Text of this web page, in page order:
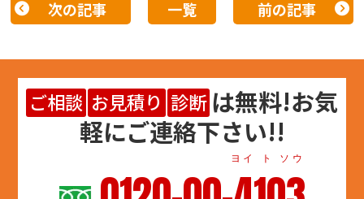
次の記事 一覧 前の記事
ご相談 お見積り 診断 は無料!お気
軽にご連絡下さい!!
ヨイ ト ソウ